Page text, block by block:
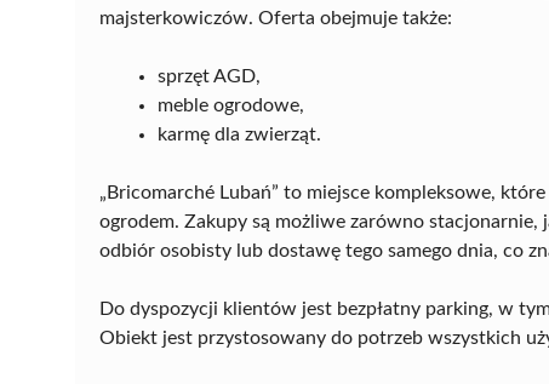
majsterkowiczów. Oferta obejmuje także:
sprzęt AGD,
meble ogrodowe,
karmę dla zwierząt.
„Bricomarché Lubań” to miejsce kompleksowe,
ogrodem. Zakupy są możliwe zarówno
odbiór osobisty lub dostawę tego samego dnia, co
Do dyspozycji klientów jest bezpłatny parking, w
Obiekt jest przystosowany do potrzeb wszystkich